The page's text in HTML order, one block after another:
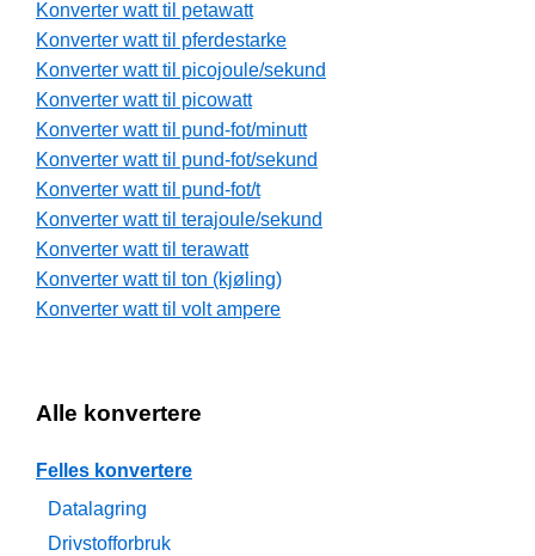
Konverter watt til petawatt
Konverter watt til pferdestarke
Konverter watt til picojoule/sekund
Konverter watt til picowatt
Konverter watt til pund-fot/minutt
Konverter watt til pund-fot/sekund
Konverter watt til pund-fot/t
Konverter watt til terajoule/sekund
Konverter watt til terawatt
Konverter watt til ton (kjøling)
Konverter watt til volt ampere
Alle konvertere
Felles konvertere
Datalagring
Drivstofforbruk